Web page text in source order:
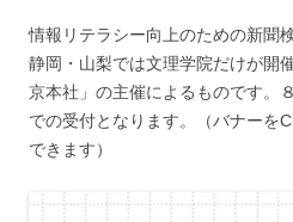
情報リテラシー向上のための新聞
静岡・山梨では文理学院だけが開
京本社」の主催によるものです。
での受付となります。（バナーを
できます）